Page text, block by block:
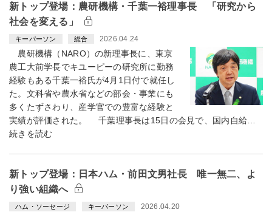
新トップ登場：農研機構・千葉一裕理事長 「研究から
社会を変える」
キーパーソン 総合 2026.04.24
農研機構（NARO）の新理事長に、東京
農工大前学長でキユーピーの研究所に勤務
経験もある千葉一裕氏が4月1日付で就任し
た。文科省や農水省などの部会・事業にも
多くたずさわり、産学官での豊富な経験と
実績が評価された。 千葉理事長は15日の会見で、国内自給…
続きを読む
新トップ登場：日本ハム・前田文男社長 唯一無二、よ
り強い組織へ
ハム・ソーセージ キーパーソン 2026.04.20